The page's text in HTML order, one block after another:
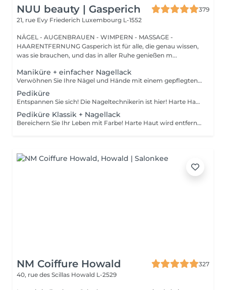
NUU beauty | Gasperich
379
21, rue Evy Friederich Luxembourg L-1552
NÄGEL - AUGENBRAUEN - WIMPERN - MASSAGE -
HAARENTFERNUNG Gasperich ist für alle, die genau wissen,
was sie brauchen, und das in aller Ruhe genießen m...
Maniküre + einfacher Nagellack
Verwöhnen Sie Ihre Nägel und Hände mit einem gepflegten und ordentlichen Erscheinungsbild! Unsere Technikerinnen werden effektiv abgestorbene Hautzellen entfernen, die Nägel in Form bringen und feilen sowie die äußere Oberfläche polieren. Am Ende dieser Behandlung wird ein regulärer Nagellack aufgetragen. Unsere Meisterinnen bieten klassische, Hardware- oder kombinierte Maniküre an. Wie wird die Maniküre mit regulärer Nagellack durchgeführt? - rauhe Haut wird entfernt - die Form der Nagelplatte wird korrigiert - die Nagelhaut und seitlichen Rillen werden korrigiert - Nagellack wird aufgetragen - Nagelhautöl und Handcreme werden aufgetragen Altersbeschränkungen: empfohlen ab 14 Jahren. Empfehlungen nach dem Eingriff: es gibt keine speziellen Empfehlungen nach diesem Verfahren. Frequenz: einmal in 3 Wochen.
Pediküre
Entspannen Sie sich! Die Nageltechnikerin ist hier! Harte Haut wird entfernt, die Füße werden mit tief pflegenden Cremes massiert, wodurch sie weicher und geschmeidiger werden. Die Nagelhaut wird ordentlich gemacht und die Fußnägel werden perfekt geformt. Unsere Meisterinnen führen eine Hardware-Pediküre durch. Wie wird die Pediküre ohne Nagellack durchgeführt? - rauhe Haut wird entfernt - die Form der Nagelplatte wird korrigiert - die Nagelhaut und seitlichen Rillen werden korrigiert - die Fersen werden gereinigt - Nagelhautöl und Fußcreme werden aufgetragen Altersbeschränkungen: empfohlen ab 14 Jahren. Empfehlungen nach dem Eingriff: es gibt keine speziellen Empfehlungen nach diesem Verfahren. Frequenz: einmal in 3-4 Wochen.
Pediküre Klassik + Nagellack
Bereichern Sie Ihr Leben mit Farbe! Harte Haut wird entfernt, die Füße werden mit tief pflegenden Cremes massiert, wodurch sie weicher und geschmeidiger werden. Die Nagelhaut wird ordentlich gemacht und die Fußnägel werden perfekt geformt. Am Ende dieser Behandlung wird regulärer Nagellack aufgetragen. Unsere Meisterinnen führen eine Hardware-Pediküre durch. Wie wird die Pediküre mit einfacher Nagellackierung durchgeführt? - rauhe Haut wird entfernt - die Form der Nagelplatte wird korrigiert - die Nagelhaut und seitlichen Rillen werden korrigiert - die Fersen werden gereinigt - nagellack wird aufgetragen - nagelhautöl und Fußcreme werden aufgetragen Altersbeschränkungen: empfohlen ab 14 Jahren. Empfehlungen nach dem Eingriff: es gibt keine speziellen Empfehlungen nach diesem Verfahren. Frequenz: einmal in 3-4 Wochen.
NM Coiffure Howald
327
40, rue des Scillas Howald L-2529